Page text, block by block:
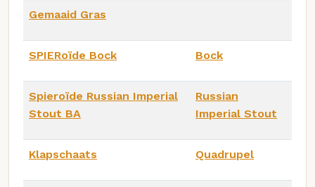
Gemaaid Gras
SPIERoïde Bock Bock
Spieroïde Russian Imperial
Stout BA
Russian
Imperial Stout
Klapschaats Quadrupel